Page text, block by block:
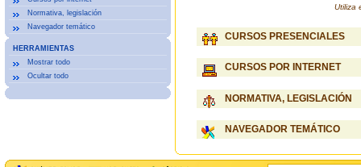
Normativa, legislación
Navegador temático
HERRAMIENTAS
Mostrar todo
Ocultar todo
Utiliza
CURSOS PRESENCIALES
CURSOS POR INTERNET
NORMATIVA, LEGISLACIÓN
NAVEGADOR TEMÁTICO